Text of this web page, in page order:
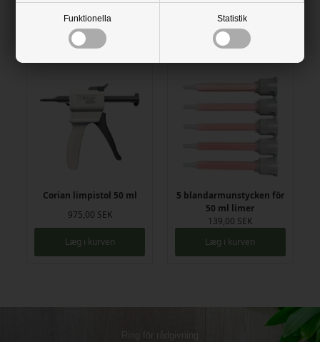
Funktionella Statistik
Tillhörande produkter
Corian limpistol 50 ml
975,00 SEK
Læg i kurven
5 blandarmunstycken för
50 ml limer
139,00 SEK
Læg i kurven
Ring för rådgivning